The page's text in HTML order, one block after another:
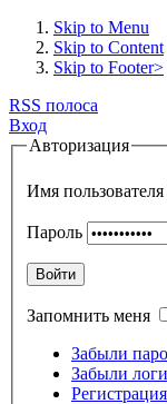
Skip to Menu
Skip to Content
Skip to Footer>
RSS полоса
Вход
Авторизация
Имя пользователя
Пароль
Войти
Запомнить меня
Забыли
Забыли
Регистрация